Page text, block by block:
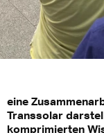
eine
Transsolar
komprimierten